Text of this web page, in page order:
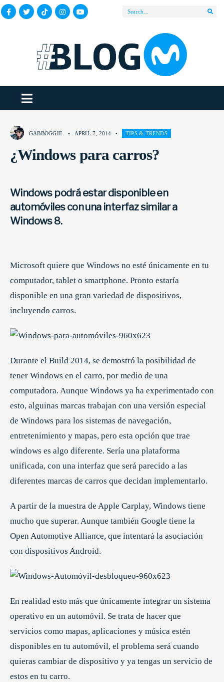
GABBOGGIE • APRIL 7, 2014 • TIPS & TRENDS
¿Windows para carros?
Windows podrá estar disponible en
automóviles con una interfaz similar a
Windows 8.
Microsoft quiere que Windows no esté únicamente en tu
computador, tablet o smartphone. Pronto estaría
disponible en una gran variedad de dispositivos,
incluyendo carros.
Durante el Build 2014, se demostró la posibilidad de
tener Windows en el carro, por medio de una
computadora. Aunque Windows ya ha experimentado con
esto, alguinas marcas trabajan con una versión especial
de Windows para los sistemas de navegación,
entretenimiento y mapas, pero esta opción que trae
windows es algo diferente. Sería una plataforma
unificada, con una interfaz que será parecido a las
diferentes marcas de carros que decidan implementarlo.
A partir de la muestra de Apple Carplay, Windows tiene
mucho que superar. Aunque también Google tiene la
Open Automotive Alliance, que intentará la asociación
con dispositivos Android.
En realidad esto más que únicamente integrar un sistema
operativo en un automóvil. Se trata de hacer que
servicios como mapas, aplicaciones y música estén
disponibles en tu automóvil, el problema será cuando
quieras cambiar de dispositivo y ya tengas un servicio de
estos en tu carro.